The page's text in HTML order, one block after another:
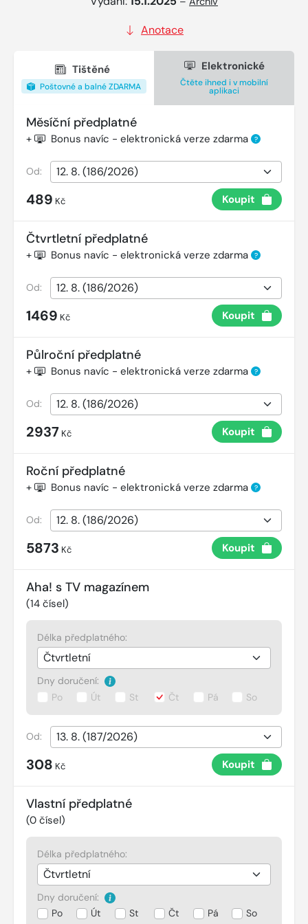
Anotace
Tištěné
Poštovné a balné ZDARMA
Elektronické
Čtěte ihned i v mobilní
aplikaci
Měsíční předplatné
+ Bonus navíc - elektronická verze zdarma ?
Od:
489 Kč Koupit
Čtvrtletní předplatné
+ Bonus navíc - elektronická verze zdarma ?
Od:
1469 Kč Koupit
Půlroční předplatné
+ Bonus navíc - elektronická verze zdarma ?
Od:
2937 Kč Koupit
Roční předplatné
+ Bonus navíc - elektronická verze zdarma ?
Od:
5873 Kč Koupit
Aha! s TV magazínem
(14 čísel)
Délka předplatného:
Dny doručení:
Po
Út St Čt Pá So
Od:
308 Kč Koupit
Vlastní předplatné
(0 čísel)
Délka předplatného:
Dny doručení:
Po
Út St Čt Pá So